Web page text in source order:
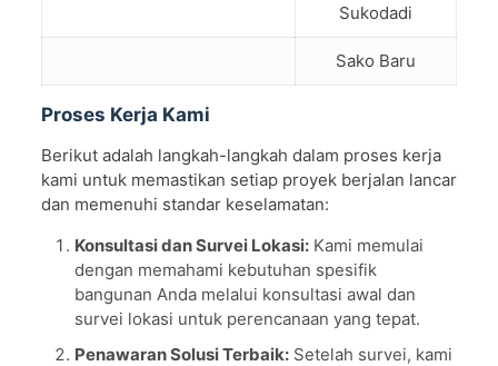
Sukodadi
Sako Baru
Proses Kerja Kami
Berikut adalah langkah-langkah dalam proses kerja
kami untuk memastikan setiap proyek berjalan lancar
dan memenuhi standar keselamatan:
Konsultasi dan Survei Lokasi:Kami memulai
dengan memahami kebutuhan spesifik
bangunan Anda melalui konsultasi awal dan
survei lokasi untuk perencanaan yang tepat.
Penawaran Solusi Terbaik:Setelah survei, kami